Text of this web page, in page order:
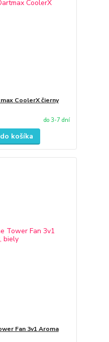
CoolerX čierny
do 3-7 dní
košíka
Fan 3v1 Aroma